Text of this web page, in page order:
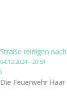
Straße reinigen
04.12.2024 - 20:51
)
Die Feuerwehr